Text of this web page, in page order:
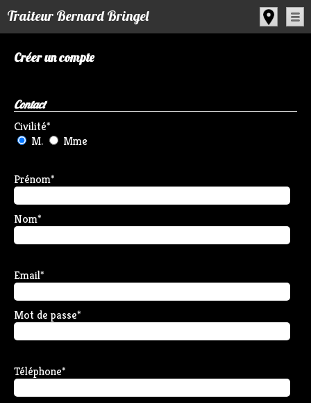
Traiteur Bernard Bringel
Créer un compte
Contact
Civilité*
M.
Mme
Prénom*
Nom*
Email*
Mot de passe*
Téléphone*
Panneau de gestion des cookies